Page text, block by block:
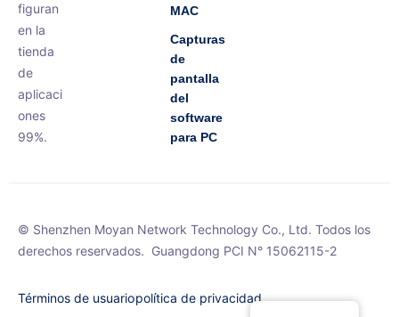
figuran
en la
tienda
de
aplicaci
ones
99%.
MAC
Capturas
de
pantalla
del
software
para PC
© Shenzhen Moyan Network Technology Co., Ltd. Todos los
derechos reservados. Guangdong PCI N° 15062115-2
Términos de usuariopolítica de privacidad